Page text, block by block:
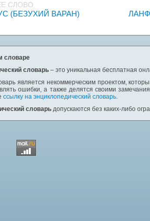
СЛОВО
(БЕЗУХИЙ ВАРАН)
словаре
словарь – это уникальная бесплатная
является некоммерческим проектом,
ошибки, а также делятся своими
ссылку на энциклопедический словарь.
словарь допускаются без каких-либо